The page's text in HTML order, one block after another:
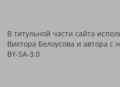
В титульной части сайта
Виктора Белоусова и автора с
BY-SA-3.0